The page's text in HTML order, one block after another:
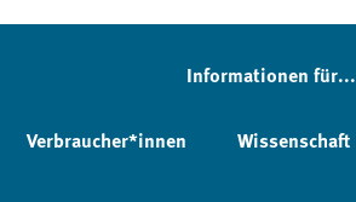
Informationen für...
Verbraucher*innen Wissenschaft